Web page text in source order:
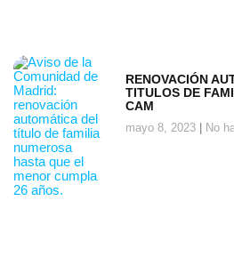
RENOVACIÓN
TITULOS DE
CAM
mayo 8, 2023 No